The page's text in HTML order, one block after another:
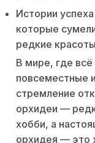
Истории
которые
редкие
В мире, где
повсеместные
стремление
орхидеи —
хобби, а
орхидея — это